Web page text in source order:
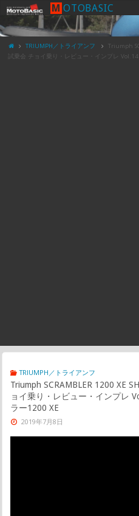
M OTOBASIC
TRIUMPH／トライアンフ
Triumph
試乗会 チョイ乗り・レビュー・インプレ
TRIUMPH／トライアンフ
Triumph SCRAMBLER 1200 XE
ョイ乗り・レビュー・インプレ
ラー1200 XE
2019年7月8日